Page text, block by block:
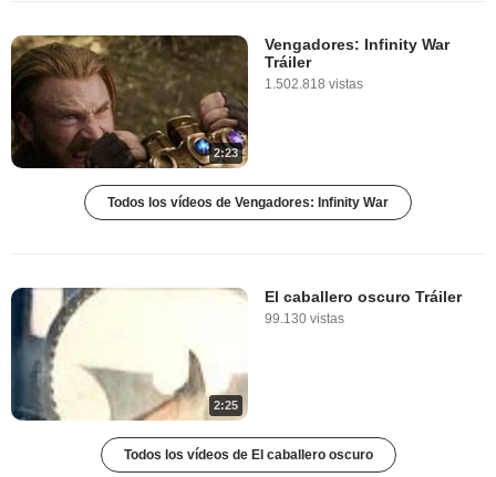
2:23
Vengadores: Infinity War
Tráiler
1.502.818 vistas
Todos los vídeos de Vengadores: Infinity War
2:25
El caballero oscuro Tráiler
99.130 vistas
Todos los vídeos de El caballero oscuro